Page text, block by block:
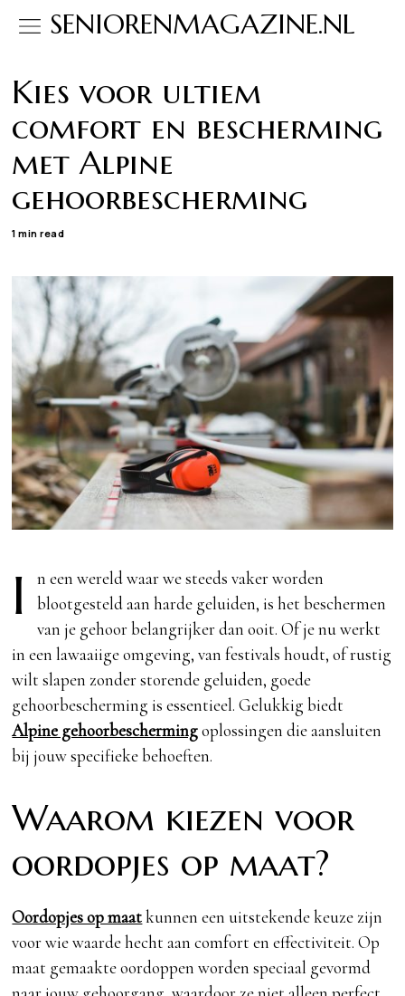
SENIORENMAGAZINE.NL
Kies voor ultiem
comfort en bescherming
met Alpine
gehoorbescherming
1 min read
I
n een wereld waar we steeds vaker worden
blootgesteld aan harde geluiden, is het beschermen
van je gehoor belangrijker dan ooit. Of je nu werkt
in een lawaaiige omgeving, van festivals houdt, of rustig
wilt slapen zonder storende geluiden, goede
gehoorbescherming is essentieel. Gelukkig biedt
Alpine gehoorbeschermingoplossingen die aansluiten
bij jouw specifieke behoeften.
Waarom kiezen voor
oordopjes op maat?
Oordopjes op maatkunnen een uitstekende keuze zijn
voor wie waarde hecht aan comfort en effectiviteit. Op
maat gemaakte oordoppen worden speciaal gevormd